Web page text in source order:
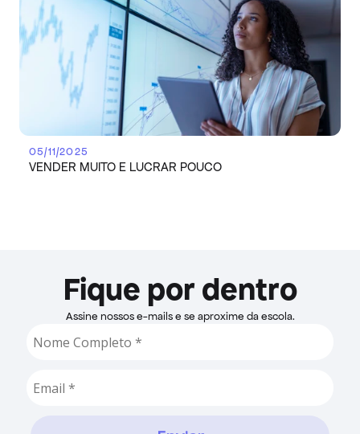
05/11/2025
VENDER MUITO E LUCRAR POUCO
Fique por dentro
Assine nossos e-mails e se aproxime da escola.